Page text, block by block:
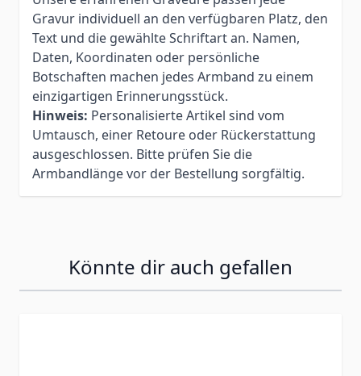
Gravur individuell an den verfügbaren Platz, den
Text und die gewählte Schriftart an. Namen,
Daten, Koordinaten oder persönliche
Botschaften machen jedes Armband zu einem
einzigartigen Erinnerungsstück.
Hinweis: Personalisierte Artikel sind vom
Umtausch, einer Retoure oder Rückerstattung
ausgeschlossen. Bitte prüfen Sie die
Armbandlänge vor der Bestellung sorgfältig.
Könnte dir auch gefallen